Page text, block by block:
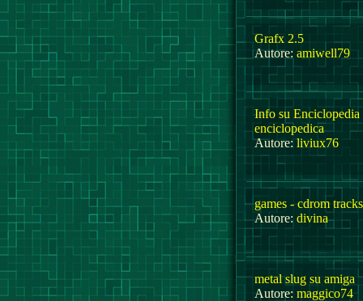
Grafx 2.5
Autore: amiwell79
Info su
enciclopedica
Autore: liviux76
games - cdrom
Autore: divina
metal slug su amiga
Autore: maggico74